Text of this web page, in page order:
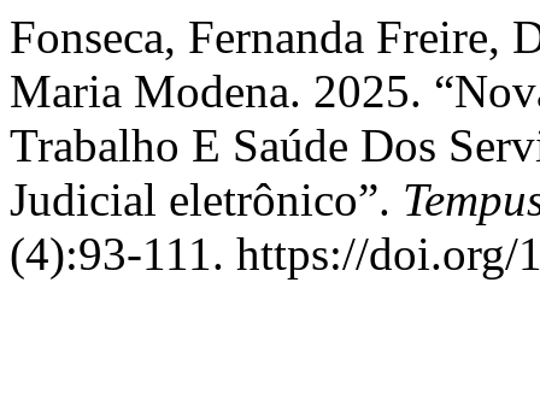
Fonseca, Fernanda Freire,
Maria Modena. 2025.
Trabalho E Saúde Dos
Judicial eletrônico”.
(4):93-111. https://doi.org/